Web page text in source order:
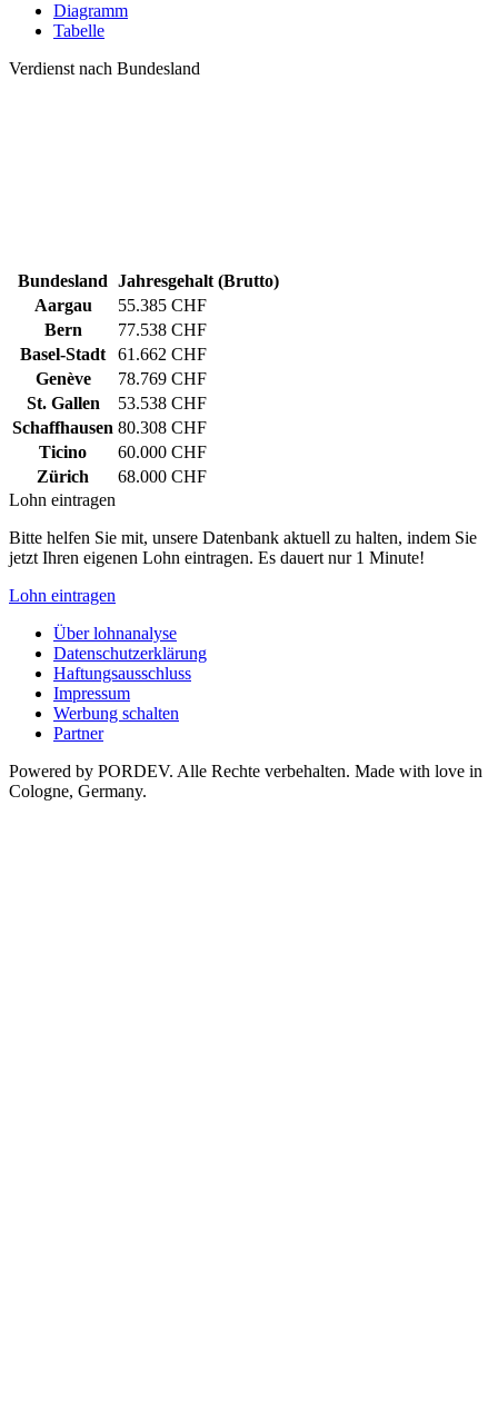
Diagramm
Tabelle
Verdienst nach Bundesland
Bundesland Jahresgehalt (Brutto)
Aargau
55.385 CHF
Bern
77.538 CHF
Basel-Stadt
61.662 CHF
Genève
78.769 CHF
St. Gallen
53.538 CHF
Schaffhausen 80.308 CHF
Ticino
60.000 CHF
Zürich
68.000 CHF
Lohn eintragen
Bitte helfen Sie mit, unsere Datenbank aktuell zu halten, indem Sie
jetzt Ihren eigenen Lohn eintragen. Es dauert nur 1 Minute!
Lohn eintragen
Über lohnanalyse
Datenschutzerklärung
Haftungsausschluss
Impressum
Werbung schalten
Partner
Powered by PORDEV. Alle Rechte verbehalten. Made with love in
Cologne, Germany.